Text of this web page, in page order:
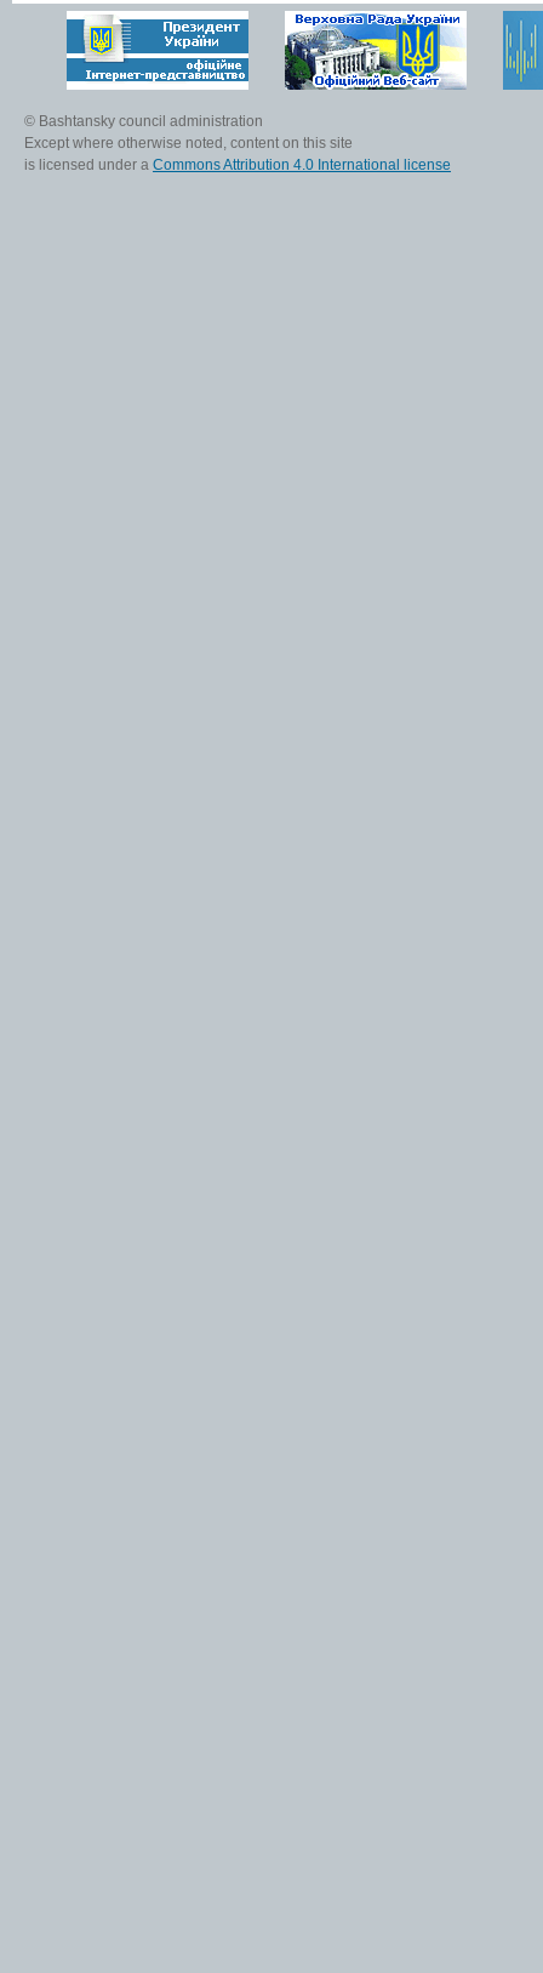
© Bashtansky council administration
Except where otherwise noted, content on this site
is licensed under a Commons Attribution 4.0 International license